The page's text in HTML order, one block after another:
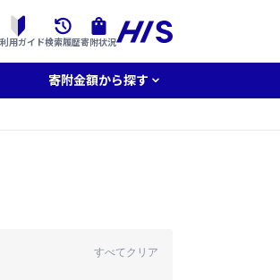
用ガイド検索履歴寄附状況
寄附金額から探す
すべてクリア